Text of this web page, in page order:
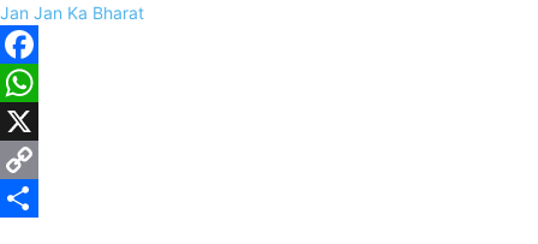
Jan Jan Ka Bharat
Facebook
WhatsApp
X
Copy